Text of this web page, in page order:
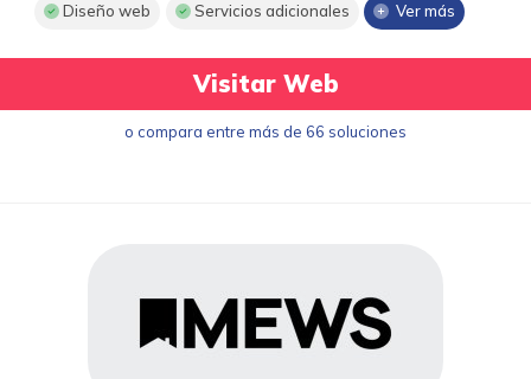
Diseño web Servicios adicionales Ver más
Visitar Web
o compara entre más de 66 soluciones